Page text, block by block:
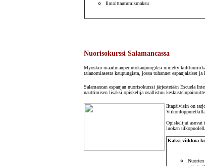
Ilmoittautumismaksu
Nuorisokurssi Salamancassa
Myöskin maailmanperintökaupungiksi nimetty
taianomiasesta kaupungista, jossa tuhannet espanjalaiset
Salamancan espanjan nuorisokurssi järjestetäänEscuela
nauttimisen lisäksi opiskelija osallistuu
Iltapäivisin on
Opiskelijat asuvat
luokan
Kaksi viikkoa
Nuorten